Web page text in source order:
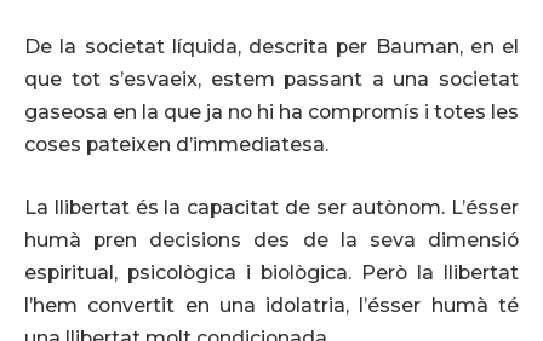
De la societat líquida, descrita per Bauman, en el
que tot s’esvaeix, estem passant a una societat
gaseosa en la que ja no hi ha compromís i totes les
coses pateixen d’immediatesa.
La llibertat és la capacitat de ser autònom. L’ésser
humà pren decisions des de la seva dimensió
espiritual, psicològica i biològica. Però la llibertat
l’hem convertit en una idolatria, l’ésser humà té